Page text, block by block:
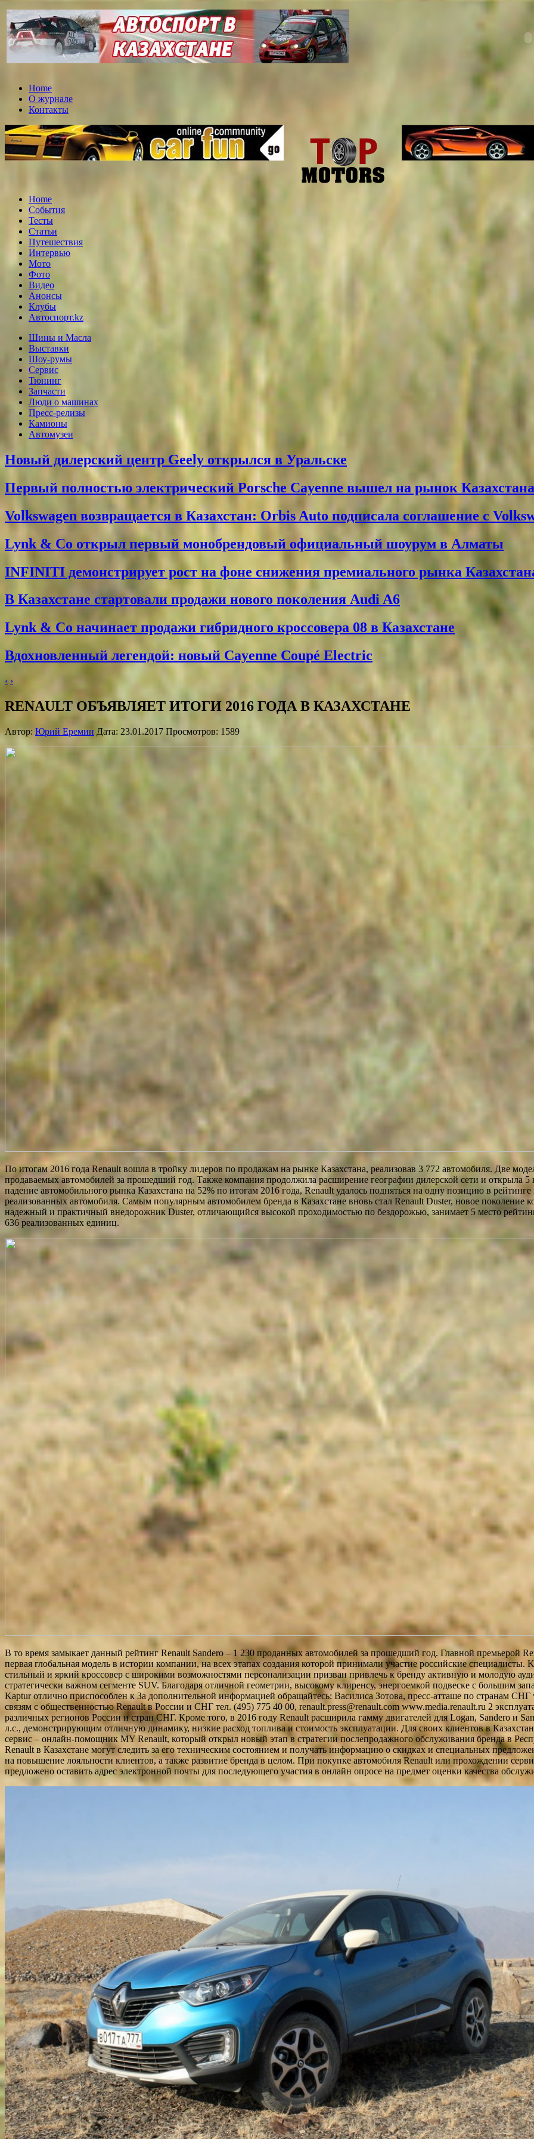
Home
О журнале
Контакты
Home
События
Тесты
Статьи
Путешествия
Интервью
Мото
Фото
Видео
Анонсы
Клубы
Автоспорт.kz
Шины и Масла
Выставки
Шоу-румы
Сервис
Тюнинг
Запчасти
Люди о машинах
Пресс-релизы
Камионы
Автомузеи
Новый дилерский центр Geely открылся в Уральске
Первый полностью электрический Porsche Cayenne вышел на рынок Казахстана
Volkswagen возвращается в Казахстан: Orbis Auto подписала соглашение с
Lynk & Co открыл первый монобрендовый официальный шоурум в Алматы
INFINITI демонстрирует рост на фоне снижения премиального рынка
В Казахстане стартовали продажи нового поколения Audi A6
Lynk & Co начинает продажи гибридного кроссовера 08 в Казахстане
Вдохновленный легендой: новый Cayenne Coupé Electric
‹ ›
RENAULT ОБЪЯВЛЯЕТ ИТОГИ 2016 ГОДА В КАЗАХСТАНЕ
Автор: Юрий Еремин Дата: 23.01.2017 Просмотров: 1589
По итогам 2016 года Renault вошла в тройку лидеров по продажам на рынке Казахстана, реализовав 3 772 автомобиля. Две
продаваемых автомобилей за прошедший год. Также компания продолжила расширение географии дилерской сети и открыла
падение автомобильного рынка Казахстана на 52% по итогам 2016 года, Renault удалось подняться на одну позицию в
реализованных автомобиля. Самым популярным автомобилем бренда в Казахстане вновь стал Renault Duster, новое поколение
надежный и практичный внедорожник Duster, отличающийся высокой проходимостью по бездорожью, занимает 5 место
636 реализованных единиц.
В то время замыкает данный рейтинг Renault Sandero – 1 230 проданных автомобилей за прошедший год. Главной премьерой
первая глобальная модель в истории компании, на всех этапах создания которой принимали участие российские
стильный и яркий кроссовер с широкими возможностями персонализации призван привлечь к бренду активную и молодую
стратегически важном сегменте SUV. Благодаря отличной геометрии, высокому клиренсу, энергоемкой подвеске с большим
Kaptur отлично приспособлен к За дополнительной информацией обращайтесь: Василиса Зотова, пресс-атташе по странам
связям с общественностью Renault в России и СНГ тел. (495) 775 40 00, renault.press@renault.com www.media.renault.ru 2
различных регионов России и стран СНГ. Кроме того, в 2016 году Renault расширила гамму двигателей для Logan, Sandero и
л.с., демонстрирующим отличную динамику, низкие расход топлива и стоимость эксплуатации. Для своих клиентов в
сервис – онлайн-помощник MY Renault, который открыл новый этап в стратегии послепродажного обслуживания бренда в
Renault в Казахстане могут следить за его техническим состоянием и получать информацию о скидках и специальных
на повышение лояльности клиентов, а также развитие бренда в целом. При покупке автомобиля Renault или прохождении
предложено оставить адрес электронной почты для последующего участия в онлайн опросе на предмет оценки качества